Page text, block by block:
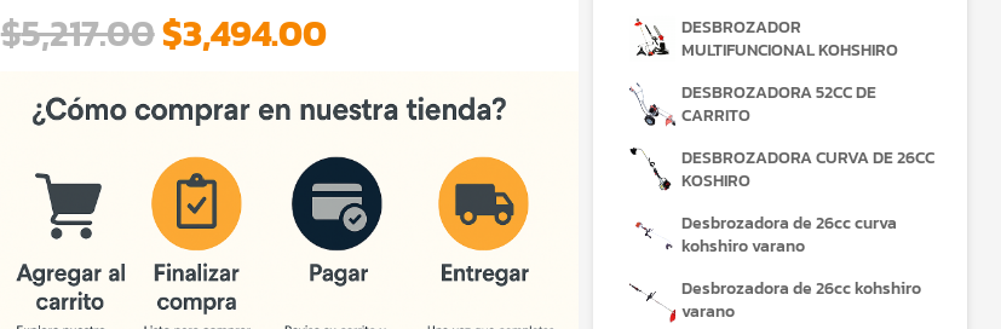
$5,217.00El
precio
original
era:
$5,217.00.
$3,494.00El
precio
actual
es:
$3,494.00.
DESBROZADOR
MULTIFUNCIONAL KOHSHIRO
DESBROZADORA 52CC DE
CARRITO
DESBROZADORA CURVA DE 26CC
KOSHIRO
Desbrozadora de 26cc curva
kohshiro varano
Desbrozadora de 26cc kohshiro
varano